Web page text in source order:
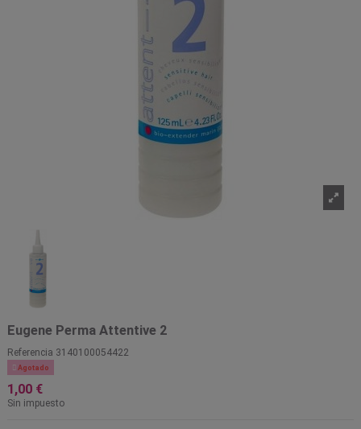
Eugene Perma Attentive 2
Referencia 3140100054422
 Agotado
1,00 €
Sin impuesto